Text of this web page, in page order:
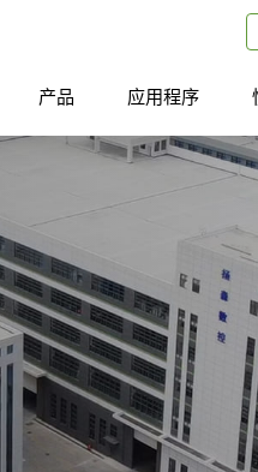
产品 应用程序